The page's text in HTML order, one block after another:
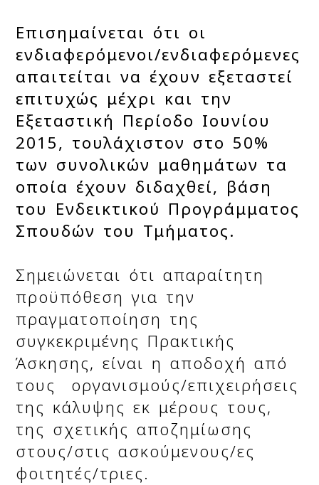
Επισημαίνεται ότι οι
ενδιαφερόμενοι/ενδιαφερόμενες
απαιτείται να έχουν εξεταστεί
επιτυχώς μέχρι και την
Εξεταστική Περίοδο Ιουνίου
2015, τουλάχιστον στο 50%
των συνολικών μαθημάτων τα
οποία έχουν διδαχθεί, βάση
του Ενδεικτικού Προγράμματος
Σπουδών του Τμήματος.
Σημειώνεται ότι απαραίτητη
προϋπόθεση για την
πραγματοποίηση της
συγκεκριμένης Πρακτικής
Άσκησης, είναι η αποδοχή από
τους οργανισμούς/επιχειρήσεις
της κάλυψης εκ μέρους τους,
της σχετικής αποζημίωσης
στους/στις ασκούμενους/ες
φοιτητές/τριες.